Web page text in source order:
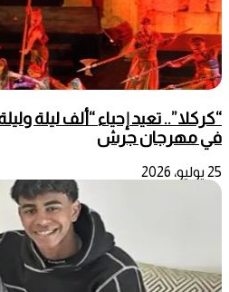
“كركلا”.. تعيد إحياء “ألف ليلة
في مهرجان جرش
25 يوليو، 2026